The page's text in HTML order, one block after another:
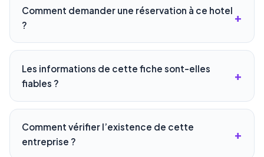
Comment demander une réservation à ce hotel
?
Les informations de cette fiche sont-elles
fiables ?
Comment vérifier l’existence de cette
entreprise ?